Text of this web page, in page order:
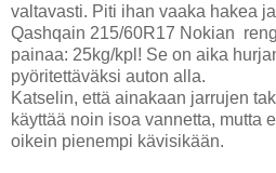
valtavasti. Piti ihan vaaka hakea
Qashqain 215/60R17 Nokian
painaa: 25kg/kpl! Se on aika
pyöritettäväksi auton alla.
Katselin, että ainakaan jarrujen
käyttää noin isoa vannetta, mutta
oikein pienempi kävisikään.